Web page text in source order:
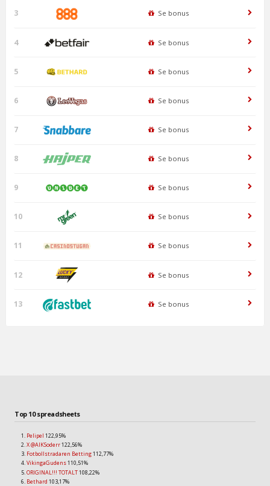
3 Se bonus
4 Se bonus
5 Se bonus
6 Se bonus
7 Se bonus
8 Se bonus
9 Se bonus
10 Se bonus
11 Se bonus
12 Se bonus
13 Se bonus
Top 10 spreadsheets
Pelipel 122,95%
X @AIKSoderr122,56%
Fotbollstradaren Betting112,77%
VikingaGudens110,51%
ORIGINAL!!! TOTALT108,22%
Bethard 103,17%